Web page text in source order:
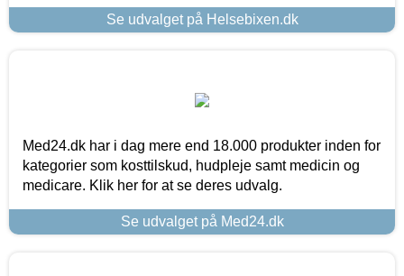
Se udvalget på Helsebixen.dk
Med24.dk har i dag mere end 18.000 produkter inden for
kategorier som kosttilskud, hudpleje samt medicin og
medicare. Klik her for at se deres udvalg.
Se udvalget på Med24.dk